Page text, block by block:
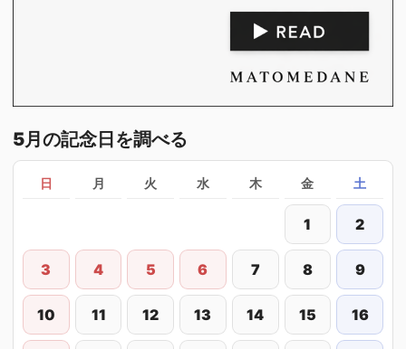
5月の記念日を調べる
日 月 火 水 木 金 土
1 2
3 4 5 6 7 8 9
10 11 12 13 14 15 16